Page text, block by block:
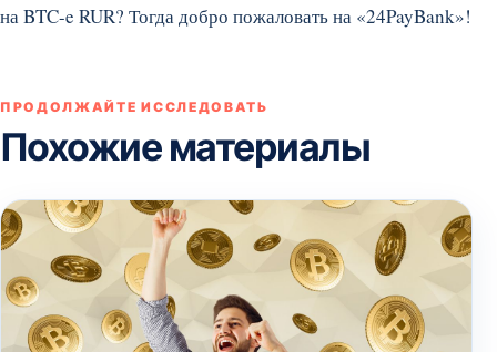
на BTC-e RUR? Тогда добро пожаловать на «24PayBank»!
ПРОДОЛЖАЙТЕ ИССЛЕДОВАТЬ
Похожие материалы